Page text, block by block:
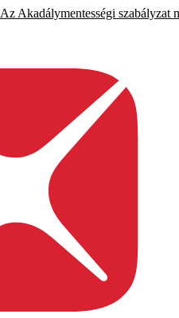
Az Akadálymentességi szabályzat